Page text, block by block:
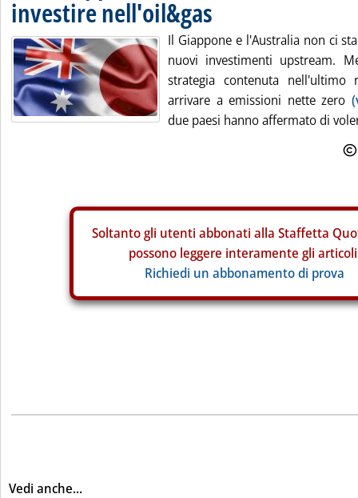
investire nell'oil&gas
Il Giappone e l'Australia non ci
nuovi investimenti upstream.
strategia contenuta nell'ultimo
arrivare a emissioni nette zero
due paesi hanno affermato di
Soltanto gli utenti abbonati alla Staffetta
possono leggere interamente gli
Richiedi un abbonamento di prova
Vedi anche...